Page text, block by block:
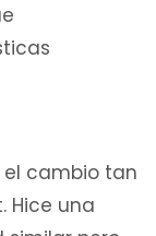
el cambio tan
Hice una